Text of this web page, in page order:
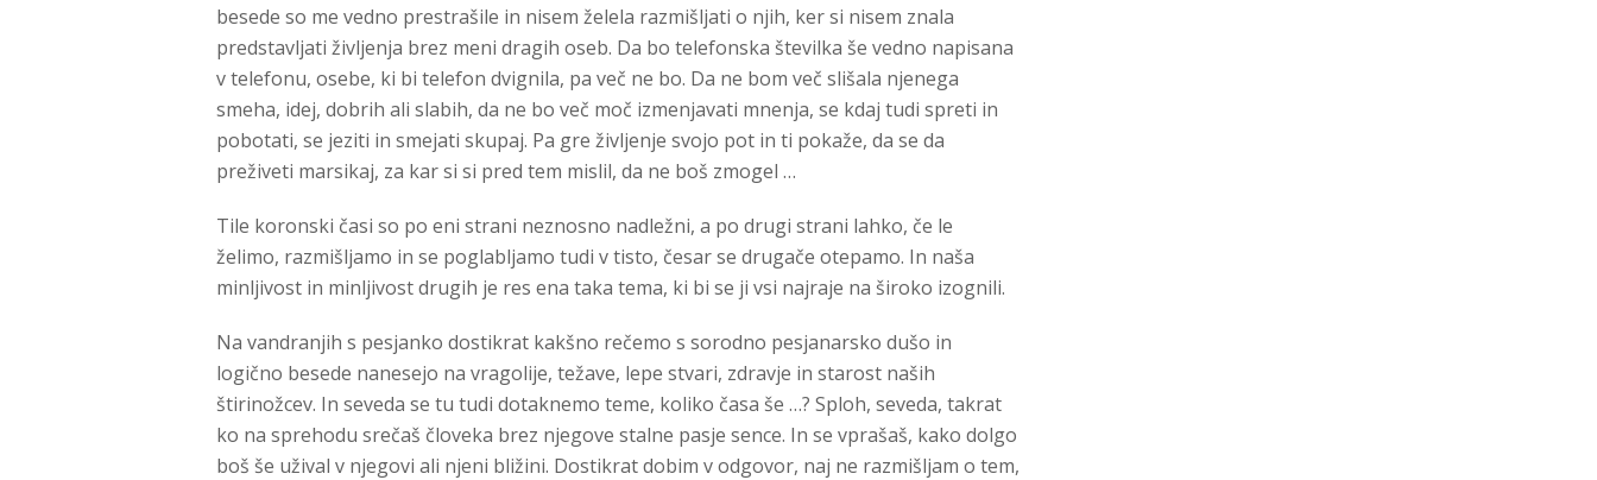
besede so me vedno prestrašile in nisem želela razmišljati o njih, ker si nisem znala
predstavljati življenja brez meni dragih oseb. Da bo telefonska številka še vedno napisana
v telefonu, osebe, ki bi telefon dvignila, pa več ne bo. Da ne bom več slišala njenega
smeha, idej, dobrih ali slabih, da ne bo več moč izmenjavati mnenja, se kdaj tudi spreti in
pobotati, se jeziti in smejati skupaj. Pa gre življenje svojo pot in ti pokaže, da se da
preživeti marsikaj, za kar si si pred tem mislil, da ne boš zmogel …
Tile koronski časi so po eni strani neznosno nadležni, a po drugi strani lahko, če le
želimo, razmišljamo in se poglabljamo tudi v tisto, česar se drugače otepamo. In naša
minljivost in minljivost drugih je res ena taka tema, ki bi se ji vsi najraje na široko izognili.
Na vandranjih s pesjanko dostikrat kakšno rečemo s sorodno pesjanarsko dušo in
logično besede nanesejo na vragolije, težave, lepe stvari, zdravje in starost naših
štirinožcev. In seveda se tu tudi dotaknemo teme, koliko časa še …? Sploh, seveda, takrat
ko na sprehodu srečaš človeka brez njegove stalne pasje sence. In se vprašaš, kako dolgo
boš še užival v njegovi ali njeni bližini. Dostikrat dobim v odgovor, naj ne razmišljam o tem,